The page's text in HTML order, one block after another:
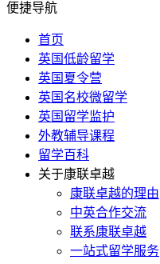
便捷导航
首页
英国低龄留学
英国夏令营
英国名校微留学
英国留学监护
外教辅导课程
留学百科
关于康联卓越
康联卓越的理由
中英合作交流
联系康联卓越
一站式留学服务